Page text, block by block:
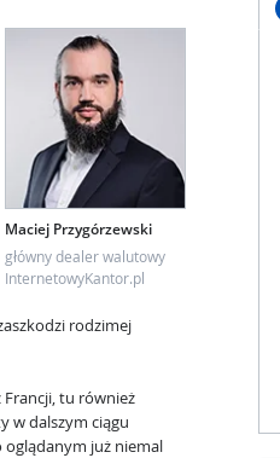
Maciej Przygórzewski
główny dealer walutowy
InternetowyKantor.pl
rodzimej
Francji, tu również
w dalszym ciągu
oglądanym już niemal